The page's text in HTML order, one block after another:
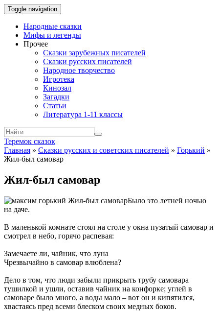
Toggle navigation
Народные сказки
Мифы и легенды
Прочее
Сказки зарубежных писателей
Сказки русских писателей
Народное творчество
Игротека
Кинозал
Загадки
Статьи
Литература 1-11 классы
Теремок сказок
Главная » Сказки русских и советских писателей » Горький »
Жил-был самовар
Жил-был самовар
Было это летней ночью
на даче.
В маленькой комнате стоял на столе у окна пузатый самовар и
смотрел в небо, горячо распевая:
Замечаете ли, чайник, что луна
Чрезвычайно в самовар влюблена?
Дело в том, что люди забыли прикрыть трубу самовара
тушилкой и ушли, оставив чайник на конфорке; углей в
самоваре было много, а воды мало – вот он и кипятился,
хвастаясь пред всеми блеском своих медных боков.